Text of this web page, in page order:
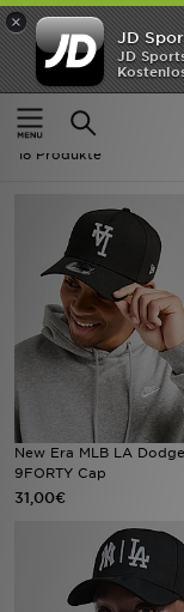
×
JD
JD
Home
Baseball -
Baseball - LA
18 Produkte
New Era MLB LA
9FORTY Cap
31,00€
ANGEBOTE
Neuheiten
Herren
Kinder
Bestsellers
Marken
Fußball
Sport
Lade die APP
Filialfinder